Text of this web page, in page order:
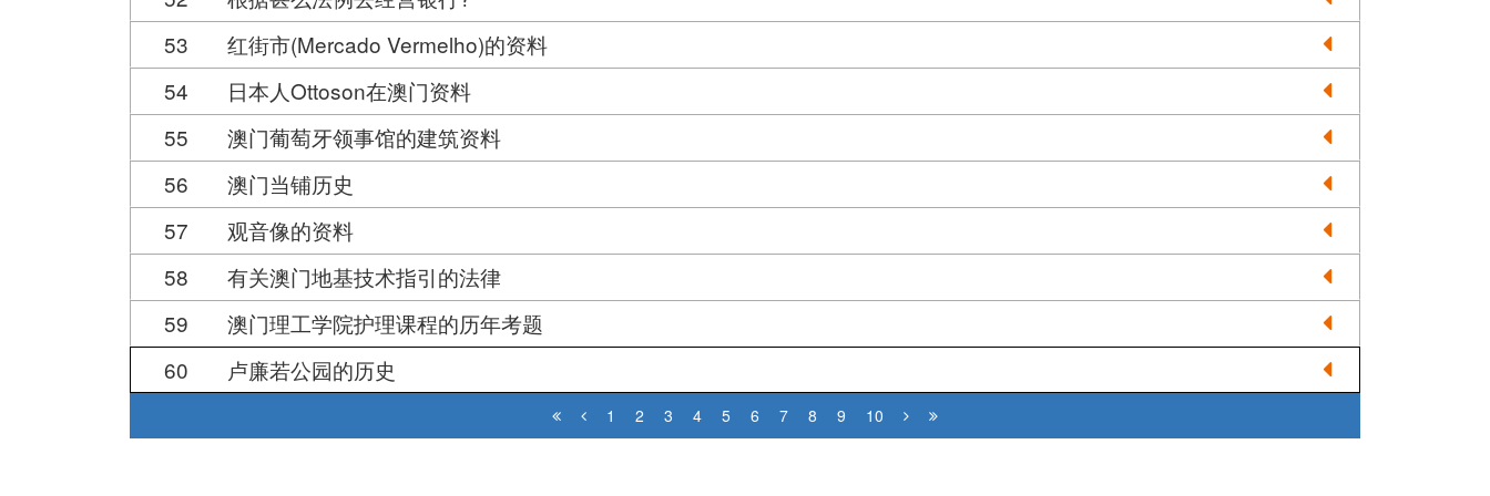
53
红街市(Mercado Vermelho)的资料
54
日本人Ottoson在澳门资料
55
澳门葡萄牙领事馆的建筑资料
56
澳门当铺历史
57
观音像的资料
58
有关澳门地基技术指引的法律
59
澳门理工学院护理课程的历年考题
60
卢廉若公园的历史
1 2 3 4 5 6 7 8 9 10